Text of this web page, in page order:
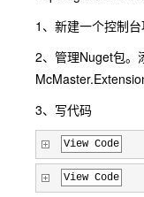
1、新建一个控制台
2、管理Nuget包。
3、写代码
View Code
View Code